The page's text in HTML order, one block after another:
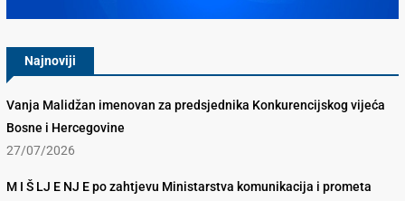
Najnoviji
Vanja Malidžan imenovan za predsjednika Konkurencijskog vijeća
Bosne i Hercegovine
27/07/2026
M I Š LJ E NJ E po zahtjevu Ministarstva komunikacija i prometa